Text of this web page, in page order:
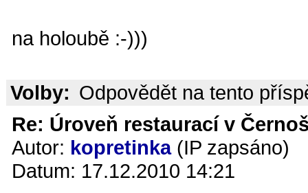
na holoubě :-)))
Volby: Odpovědět na tento
Re: Úroveň restaurací v
Autor: kopretinka(IP zapsáno)
Datum: 17.12.2010 14:21